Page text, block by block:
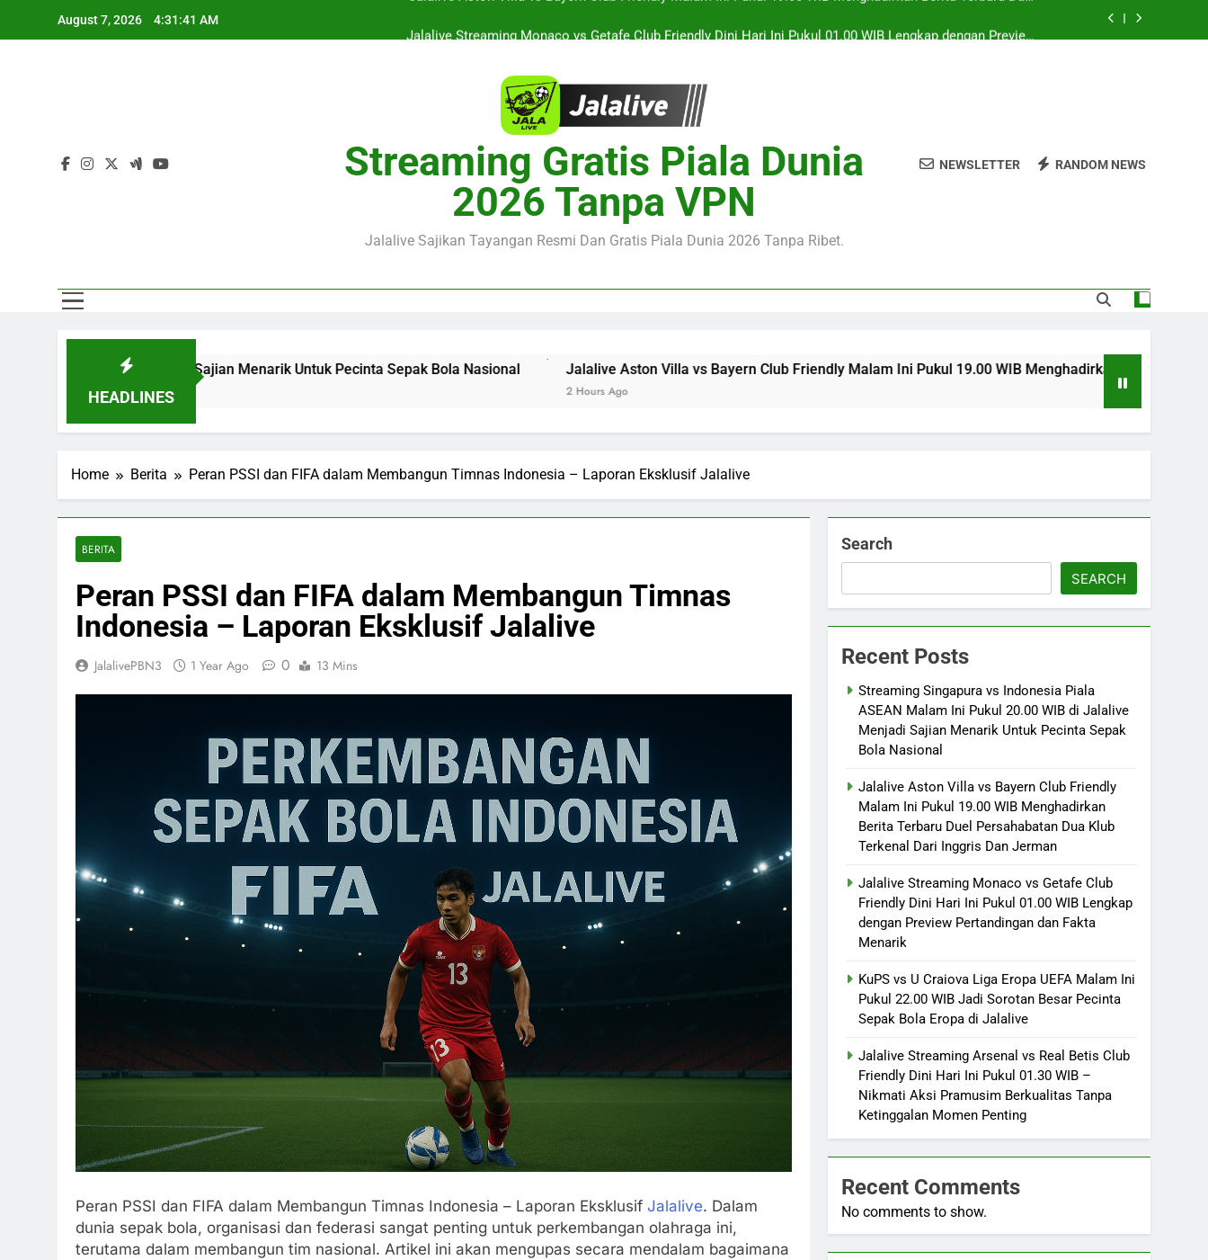
August 7, 2026 4:31:42 AM
Pertandingan dan Fakta Menarik
Streaming Singapura vs Indonesia Piala ASEAN Malam Ini Pukul 20.00 WIB di Jalalive Menjadi Sajian
Jalalive Aston Villa vs Bayern Club Friendly Malam Ini Pukul 19.00 WIB Menghadirkan Berita Terbaru Duel
Persahabatan Dua Klub Terkenal Dari Inggris Dan Jerman
Jalalive Streaming Monaco vs Getafe Club Friendly Dini Hari Ini Pukul 01.00 WIB Lengkap dengan Preview
KuPS vs U Craiova Liga Eropa UEFA Malam Ini Pukul 22.00 WIB Jadi Sorotan Besar Pecinta Sepak Bola
Streaming Gratis Piala Dunia
2026 Tanpa VPN
Jalalive Sajikan Tayangan Resmi Dan Gratis Piala Dunia 2026 Tanpa Ribet.
NEWSLETTER RANDOM NEWS
HEADLINES
Menjadi Sajian Menarik Untuk Pecinta Sepak Bola Nasional Jalalive Aston Villa vs Bayern Club Friendly Malam Ini Pukul 19.00 WIB Menghadirkan Berita Terbaru Duel
Home Berita Peran PSSI dan FIFA dalam Membangun Timnas Indonesia – Laporan Eksklusif Jalalive
BERITA
Peran PSSI dan FIFA dalam Membangun Timnas
Indonesia – Laporan Eksklusif Jalalive
JalalivePBN3 1 Year Ago 0 13 Mins
Peran PSSI dan FIFA dalam Membangun Timnas Indonesia – Laporan Eksklusif Jalalive. Dalam
dunia sepak bola, organisasi dan federasi sangat penting untuk perkembangan olahraga ini,
terutama dalam membangun tim nasional. Artikel ini akan mengupas secara mendalam bagaimana
Search
SEARCH
Recent Posts
Streaming Singapura vs Indonesia Piala
ASEAN Malam Ini Pukul 20.00 WIB di Jalalive
Menjadi Sajian Menarik Untuk Pecinta Sepak
Bola Nasional
Jalalive Aston Villa vs Bayern Club Friendly
Malam Ini Pukul 19.00 WIB Menghadirkan
Berita Terbaru Duel Persahabatan Dua Klub
Terkenal Dari Inggris Dan Jerman
Jalalive Streaming Monaco vs Getafe Club
Friendly Dini Hari Ini Pukul 01.00 WIB Lengkap
dengan Preview Pertandingan dan Fakta
Menarik
KuPS vs U Craiova Liga Eropa UEFA Malam Ini
Pukul 22.00 WIB Jadi Sorotan Besar Pecinta
Sepak Bola Eropa di Jalalive
Jalalive Streaming Arsenal vs Real Betis Club
Friendly Dini Hari Ini Pukul 01.30 WIB –
Nikmati Aksi Pramusim Berkualitas Tanpa
Ketinggalan Momen Penting
Recent Comments
No comments to show.